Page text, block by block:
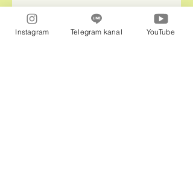
Naturepraxis InLiebe LLC
Instagram Telegram kanal YouTube